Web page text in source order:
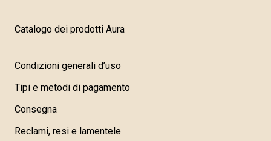
Catalogo dei prodotti Aura
Condizioni generali d’uso
Tipi e metodi di pagamento
Consegna
Reclami, resi e lamentele